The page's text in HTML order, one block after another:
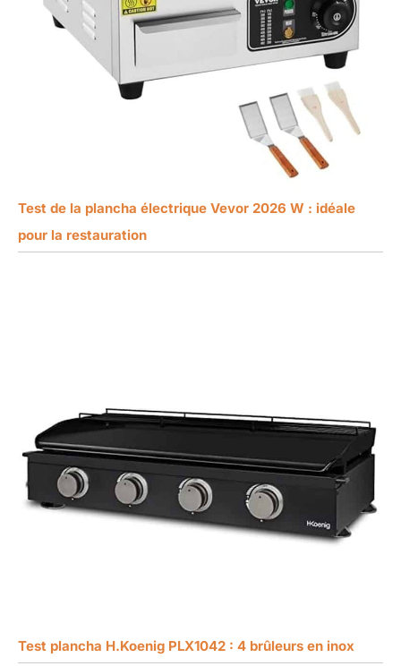
Test de la plancha électrique Vevor 2026 W : idéale
pour la restauration
Test plancha H.Koenig PLX1042 : 4 brûleurs en inox